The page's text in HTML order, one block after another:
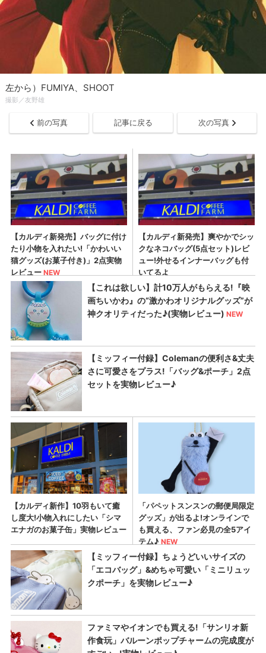
左から）FUMIYA、SHOOT
撮影／友野雄
前の写真 記事に戻る 次の写真